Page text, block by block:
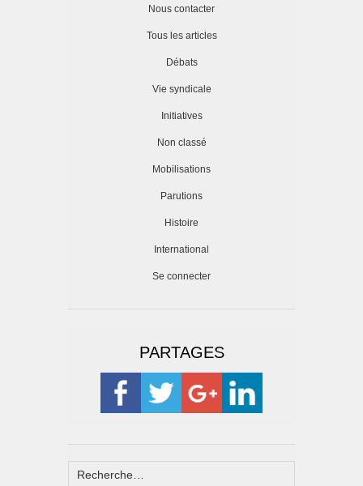
Nous contacter
Tous les articles
Débats
Vie syndicale
Initiatives
Non classé
Mobilisations
Parutions
Histoire
International
Se connecter
PARTAGES